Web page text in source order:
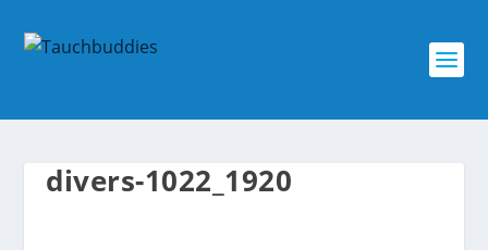
divers-1022_1920